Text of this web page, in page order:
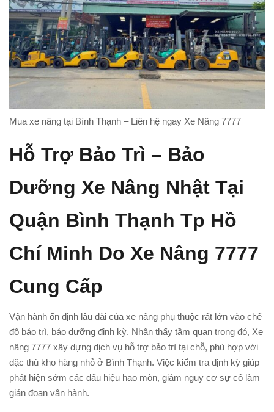
Mua xe nâng tại Bình Thạnh – Liên hệ ngay Xe Nâng 7777
Hỗ Trợ Bảo Trì – Bảo
Dưỡng Xe Nâng Nhật Tại
Quận Bình Thạnh Tp Hồ
Chí Minh Do Xe Nâng 7777
Cung Cấp
Vận hành ổn định lâu dài của xe nâng phụ thuộc rất lớn vào chế
độ bảo trì, bảo dưỡng định kỳ. Nhận thấy tầm quan trọng đó, Xe
nâng 7777 xây dựng dịch vụ hỗ trợ bảo trì tại chỗ, phù hợp với
đặc thù kho hàng nhỏ ở Bình Thạnh. Việc kiểm tra định kỳ giúp
phát hiện sớm các dấu hiệu hao mòn, giảm nguy cơ sự cố làm
gián đoạn vận hành.